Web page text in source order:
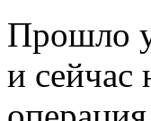
Прошло
и сейчас